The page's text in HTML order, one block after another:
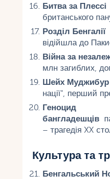
Битва за Плессі
британського
Розділ Бенгалії
відійшла до
Війна за
млн загиблих,
Шейх Муджибур
нації", перший
Геноцид
бангладешців
– трагедія XX
Культура та
Бенгальський